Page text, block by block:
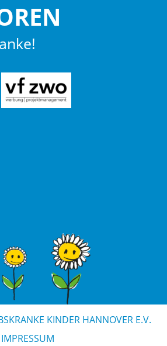
KIN­DER HAN­NO­VER E.V.
IM­PRES­SUM